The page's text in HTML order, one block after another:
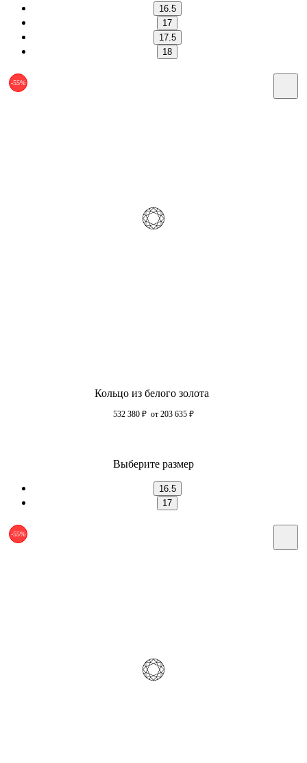
16.5
17
17.5
18
-55%
Кольцо из белого золота
532 380 ₽ от 203 635 ₽
Выберите размер
16.5
17
-55%